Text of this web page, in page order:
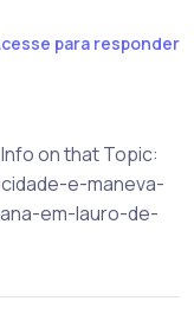
para responder
on that Topic:
e-maneva-
em-lauro-de-